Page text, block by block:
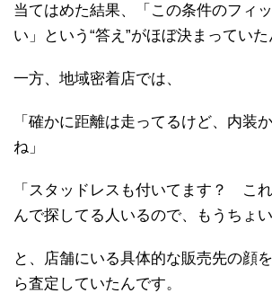
当てはめた結果、「この条件のフィ
い」という“答え”がほぼ決まっていた
一方、地域密着店では、
「確かに距離は走ってるけど、内装
ね」
「スタッドレスも付いてます？ こ
んで探してる人いるので、もうちょ
と、店舗にいる具体的な販売先の顔
ら査定していたんです。